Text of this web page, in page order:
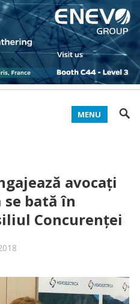
MENU
avocaţi
se bată în
Concurenţei